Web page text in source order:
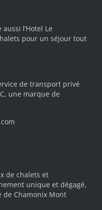
aussi l’Hotel Le
pour un séjour tout
de transport privé
une marque de
de chalets et
unique et dégagé,
de Chamonix Mont